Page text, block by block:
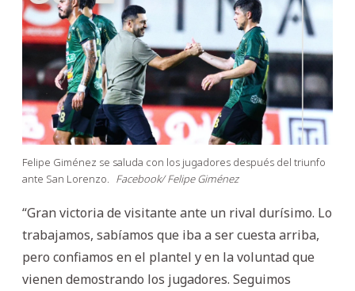
Felipe Giménez se saluda con los jugadores después del triunfo
ante San Lorenzo. Facebook/ Felipe Giménez
“Gran victoria de visitante ante un rival durísimo. Lo
trabajamos, sabíamos que iba a ser cuesta arriba,
pero confiamos en el plantel y en la voluntad que
vienen demostrando los jugadores. Seguimos